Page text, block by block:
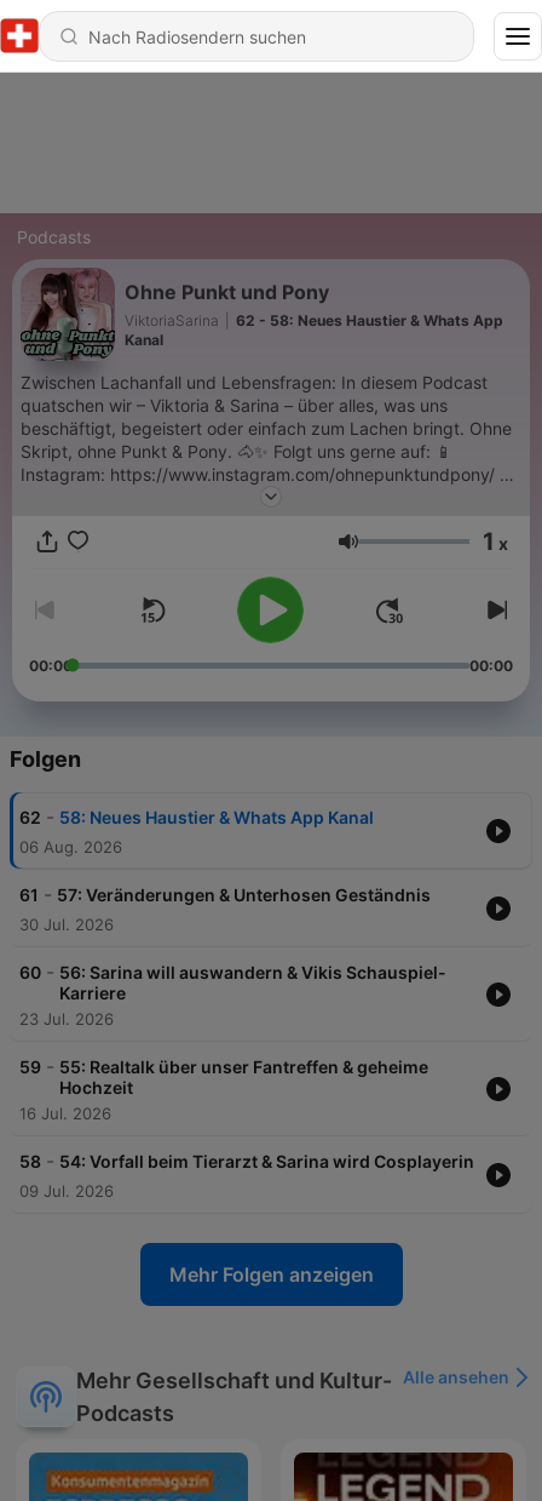
Podcasts
Ohne Punkt und Pony
ViktoriaSarina
62 - 58: Neues Haustier & Whats App
Kanal
Zwischen Lachanfall und Lebensfragen: In diesem Podcast
quatschen wir – Viktoria & Sarina – über alles, was uns
beschäftigt, begeistert oder einfach zum Lachen bringt. Ohne
Skript, ohne Punkt & Pony. 🐴✨ Folgt uns gerne auf: 📱
Instagram: https://www.instagram.com/ohnepunktundpony/⁠ 🎀
YouTube: https://www.youtube.com/viktoriasarina
Lautstärke 1 x
00:00 00:00
Folgen
62 - 58: Neues Haustier & Whats App Kanal
06 Aug. 2026
61 - 57: Veränderungen & Unterhosen Geständnis
30 Jul. 2026
60 - 56: Sarina will auswandern & Vikis Schauspiel-
Karriere
23 Jul. 2026
59 - 55: Realtalk über unser Fantreffen & geheime
Hochzeit
16 Jul. 2026
58 - 54: Vorfall beim Tierarzt & Sarina wird Cosplayerin
09 Jul. 2026
Mehr Folgen anzeigen
Mehr Gesellschaft und Kultur-
Podcasts
Alle ansehen